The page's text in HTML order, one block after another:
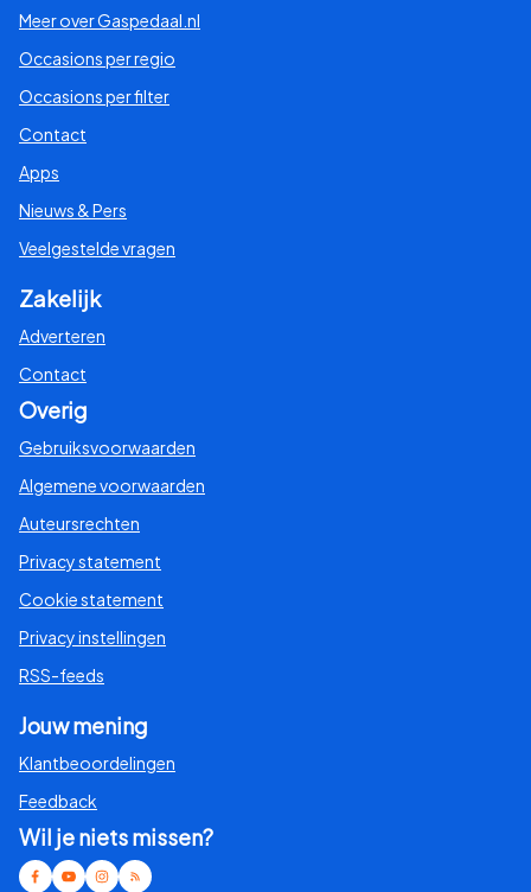
Meer over Gaspedaal.nl
Occasions per regio
Occasions per filter
Contact
Apps
Nieuws & Pers
Veelgestelde vragen
Zakelijk
Adverteren
Contact
Overig
Gebruiksvoorwaarden
Algemene voorwaarden
Auteursrechten
Privacy statement
Cookie statement
Privacy instellingen
RSS-feeds
Jouw mening
Klantbeoordelingen
Feedback
Wil je niets missen?